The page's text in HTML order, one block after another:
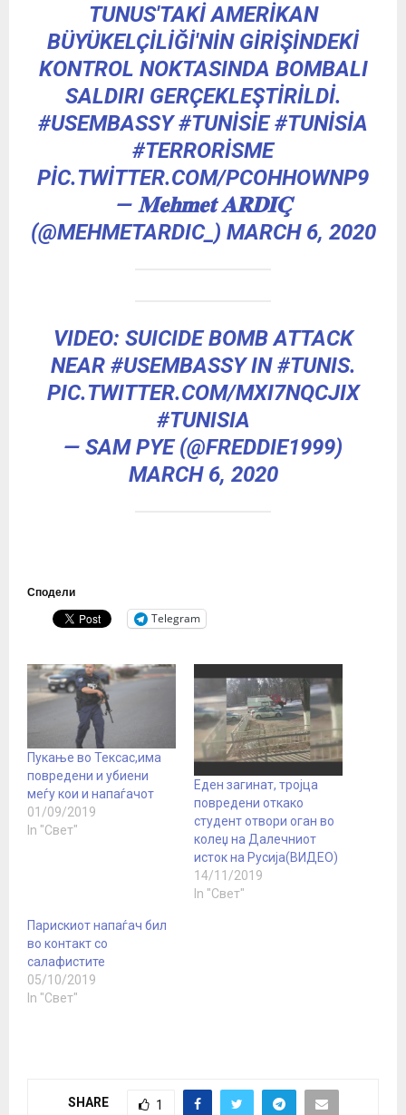
TUNUS'TAKI AMERIKAN
BÜYÜKELÇILIĞI'NIN GIRIŞINDEKI
KONTROL NOKTASINDA BOMBALI
SALDIRI GERÇEKLEŞTIRILDI.
#USEMBASSY #TUNISIE #TUNISIA
#TERRORISME
PIC.TWITTER.COM/PCOHHOWNP9
— 𝐌𝐞𝐡𝐦𝐞𝐭 𝐀𝐑𝐃𝐈𝐂̧
(@MEHMETARDIC_) MARCH 6, 2020
VIDEO: SUICIDE BOMB ATTACK
NEAR #USEMBASSYIN#TUNIS.
PIC.TWITTER.COM/MXI7NQCJIX
#TUNISIA
— SAM PYE (@FREDDIE1999)
MARCH 6, 2020
Сподели
Telegram
Пукање во Тексас,има
повредени и убиени
меѓу кои и напаѓачот
01/09/2019
In "Свет"
Еден загинат, тројца
повредени откако
студент отвори оган во
колеџ на Далечниот
исток на Русија(ВИДЕО)
14/11/2019
In "Свет"
Парискиот напаѓач бил
во контакт со
салафистите
05/10/2019
In "Свет"
SHARE 1